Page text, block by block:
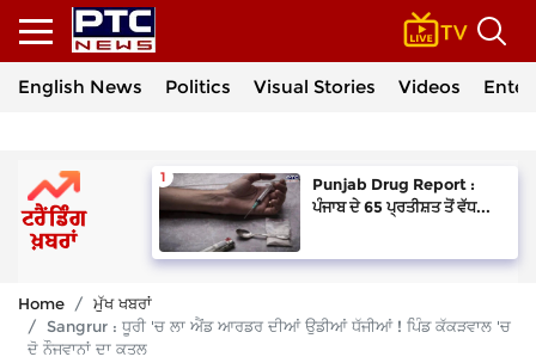
English News Politics Visual Stories Videos
Punjab Drug Report :
ਪੰਜਾਬ ਦੇ 65 ਪ੍ਰਤੀਸ਼ਤ ਤੋਂ ਵੱਧ...
Home
ਮੁੱਖ ਖਬਰਾਂ
Sangrur : ਧੂਰੀ 'ਚ ਲਾ ਐਂਡ ਆਰਡਰ ਦੀਆਂ ਉਡੀਆਂ ਧੱਜੀਆਂ ! ਪਿੰਡ ਕੱਕੜਵਾਲ 'ਚ
ਦੋ ਨੌਜਵਾਨਾਂ ਦਾ ਕਤਲ